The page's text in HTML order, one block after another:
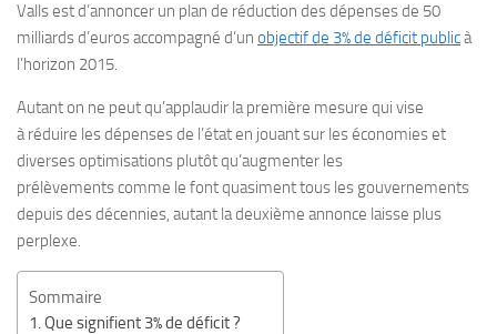
Valls est d’annoncer un plan de réduction des dépenses de 50
milliards d’euros accompagné d’un objectif de 3% de déficit publicà
l’horizon 2015.
Autant on ne peut qu’applaudir la première mesure qui vise
à réduire les dépenses de l’état en jouant sur les économies et
diverses optimisations plutôt qu’augmenter les
prélèvements comme le font quasiment tous les gouvernements
depuis des décennies, autant la deuxième annonce laisse plus
perplexe.
Sommaire
Que signifient 3% de déficit ?